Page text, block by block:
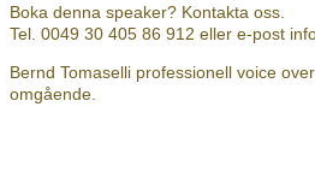
Boka denna speaker? Kontakta oss.
Tel. 0049 30 405 86 912 eller e-post
Bernd Tomaselli professionell voice
omgående.